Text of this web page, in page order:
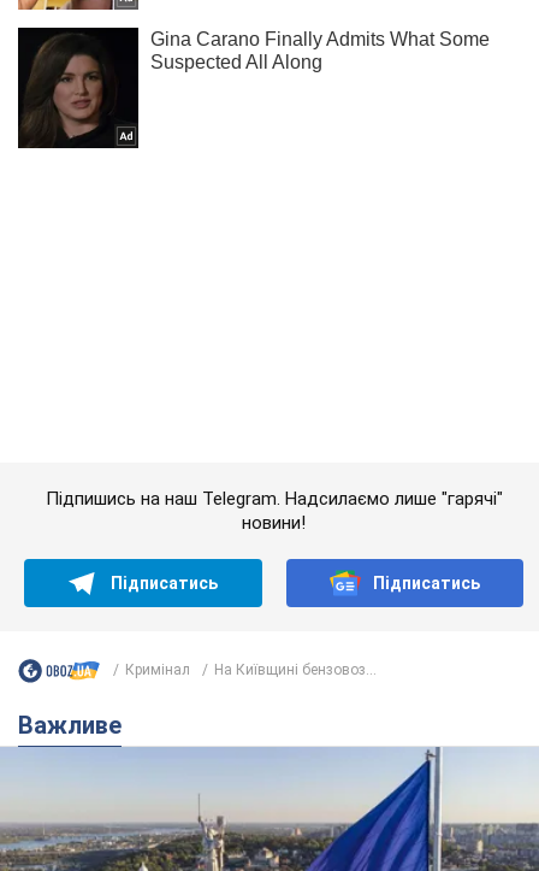
Якою була оригінальна версія гімну України та
чому її боялася Російська імперія: про це не
Державним символом є тільки перший куплет та приспів пісні
2 години тому 4,5 т.